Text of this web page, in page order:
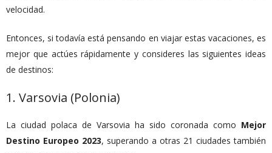
velocidad.
Entonces, si todavía está pensando en viajar estas vacaciones, es
mejor que actúes rápidamente y consideres las siguientes ideas
de destinos:
1. Varsovia (Polonia)
La ciudad polaca de Varsovia ha sido coronada como Mejor
Destino Europeo 2023, superando a otras 21 ciudades también